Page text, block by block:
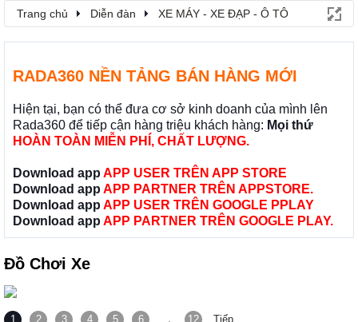
Trang chủ Diễn đàn XE MÁY - XE ĐẠP - Ô TÔ
RADA360 NỀN TẢNG BÁN HÀNG MỚI
Hiện tại, bạn có thể đưa cơ sở kinh doanh của mình lên
Rada360 để tiếp cận hàng triệu khách hàng: Mọi thứ
HOÀN TOÀN MIỄN PHÍ, CHẤT LƯỢNG.
Download app APP USER TRÊN APP STORE
Download app APP PARTNER TRÊN APPSTORE.
Download app APP USER TRÊN GOOGLE PPLAY
Download app APP PARTNER TRÊN GOOGLE PLAY.
Đồ Chơi Xe
1 2 3 4 5 6 12 Tiếp